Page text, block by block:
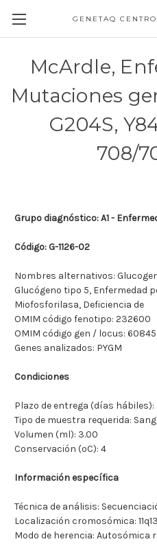
McArdle,
Mutaciones
G204S,
708/
Grupo diagnóstico: A1 -
Código: G-1126-02
Nombres alternativos:
Glucógeno tipo 5, Enfermedad
Miofosforilasa, Deficiencia de
OMIM código fenotipo: 232600
OMIM código gen / locus:
Genes analizados: PYGM
Condiciones
Plazo de entrega (días hábiles):
Tipo de muestra requerida:
Volumen (ml): 3.00
Conservación (ºC): 4
Información específica
Técnica de análisis:
Localización cromosómica:
Modo de herencia: Autosómica